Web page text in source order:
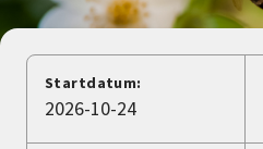
Nyheter
Avdelningar
Startdatum:
2026-10-24